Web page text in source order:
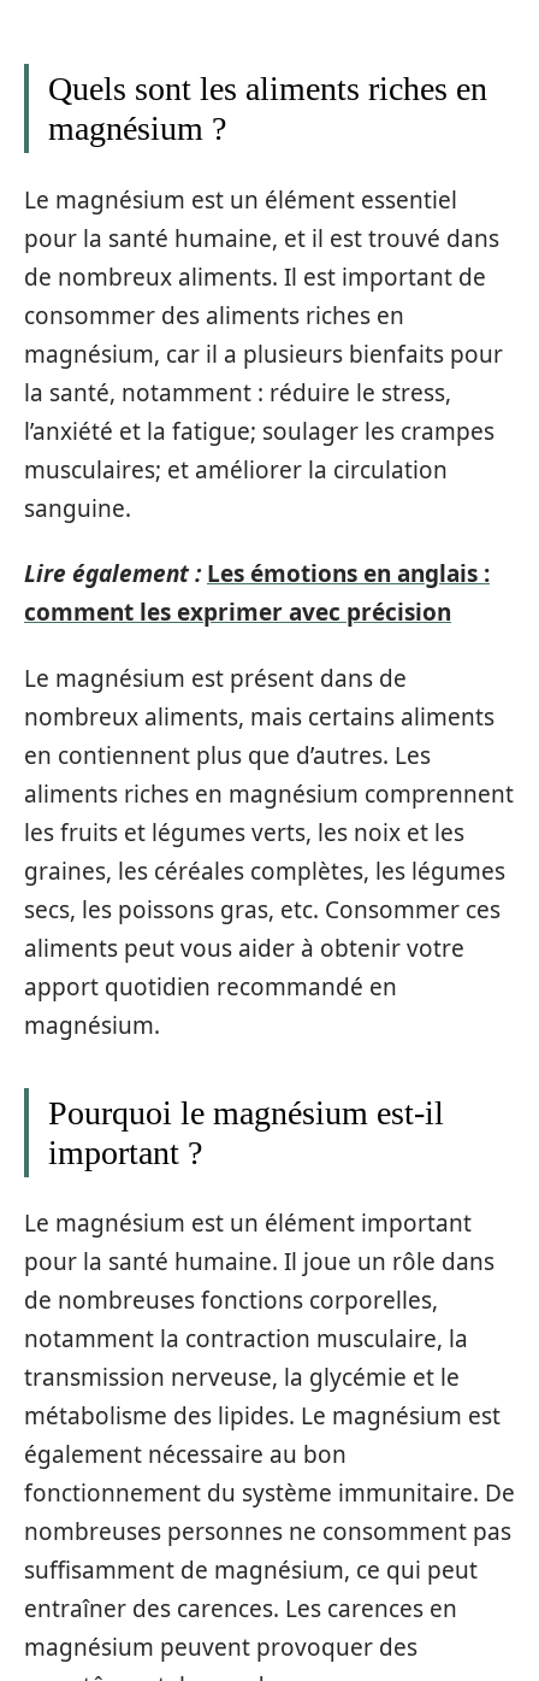
Quels sont les aliments riches en
magnésium ?
Le magnésium est un élément essentiel
pour la santé humaine, et il est trouvé dans
de nombreux aliments. Il est important de
consommer des aliments riches en
magnésium, car il a plusieurs bienfaits pour
la santé, notamment : réduire le stress,
l’anxiété et la fatigue; soulager les crampes
musculaires; et améliorer la circulation
sanguine.
Lire également : Les émotions en anglais :
comment les exprimer avec précision
Le magnésium est présent dans de
nombreux aliments, mais certains aliments
en contiennent plus que d’autres. Les
aliments riches en magnésium comprennent
les fruits et légumes verts, les noix et les
graines, les céréales complètes, les légumes
secs, les poissons gras, etc. Consommer ces
aliments peut vous aider à obtenir votre
apport quotidien recommandé en
magnésium.
Pourquoi le magnésium est-il
important ?
Le magnésium est un élément important
pour la santé humaine. Il joue un rôle dans
de nombreuses fonctions corporelles,
notamment la contraction musculaire, la
transmission nerveuse, la glycémie et le
métabolisme des lipides. Le magnésium est
également nécessaire au bon
fonctionnement du système immunitaire. De
nombreuses personnes ne consomment pas
suffisamment de magnésium, ce qui peut
entraîner des carences. Les carences en
magnésium peuvent provoquer des